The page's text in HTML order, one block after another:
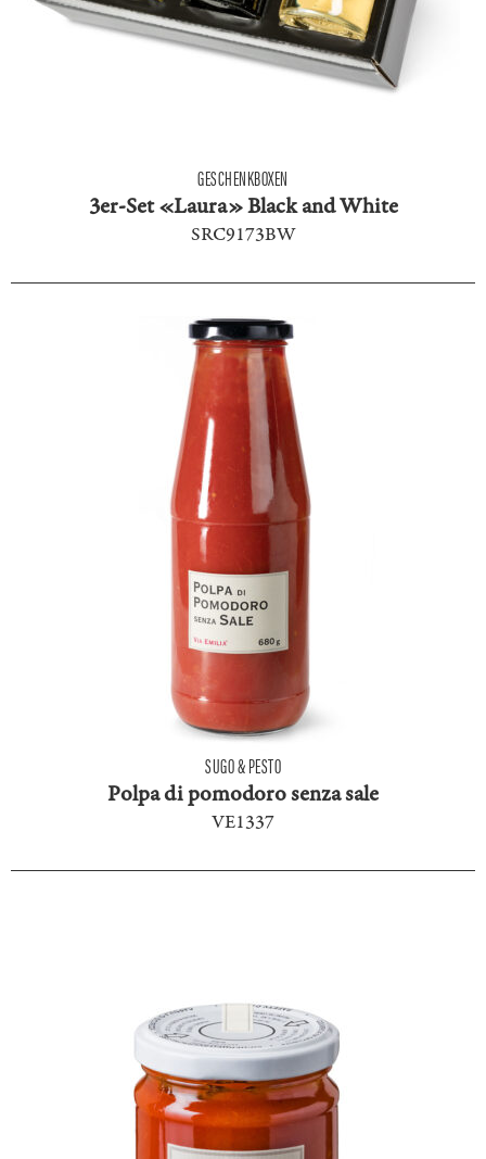
GESCHENKBOXEN
3er-Set «Laura» Black and White
SRC9173BW
SUGO & PESTO
Polpa di pomodoro senza sale
VE1337